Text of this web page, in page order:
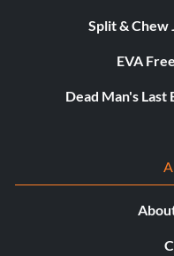
Split & Chew
EVA
Dead Man's Last